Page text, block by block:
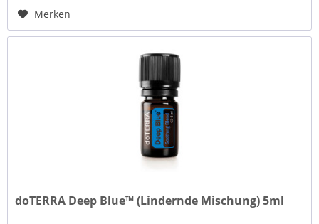
Merken
doTERRA Deep Blue™ (Lindernde Mischung) 5ml